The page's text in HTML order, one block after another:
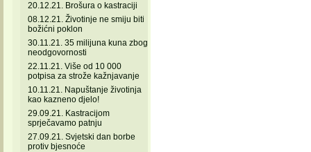
20.12.21. Brošura o kastraciji
08.12.21. Životinje ne smiju biti
božićni poklon
30.11.21. 35 milijuna kuna zbog
neodgovornosti
22.11.21. Više od 10 000
potpisa za strože kažnjavanje
10.11.21. Napuštanje životinja
kao kazneno djelo!
29.09.21. Kastracijom
sprječavamo patnju
27.09.21. Svjetski dan borbe
protiv bjesnoće